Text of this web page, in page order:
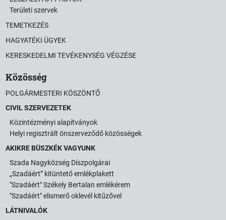
Területi szervek
TEMETKEZÉS
HAGYATÉKI ÜGYEK
KERESKEDELMI TEVÉKENYSÉG VÉGZÉSE
Közösség
POLGÁRMESTERI KÖSZÖNTŐ
CIVIL SZERVEZETEK
Közintézményi alapítványok
Helyi regisztrált önszerveződő közösségek
AKIKRE BÜSZKÉK VAGYUNK
Szada Nagyközség Díszpolgárai
„Szadáért” kitüntető emlékplakett
"Szadáért" Székely Bertalan emlékérem
"Szadáért" elismerő oklevél kitűzővel
LÁTNIVALÓK